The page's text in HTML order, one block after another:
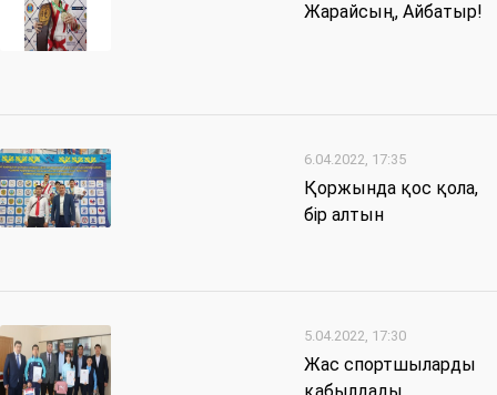
Жарайсың, Айбатыр!
6.04.2022, 17:35
Қоржында қос қола,
бір алтын
5.04.2022, 17:30
Жас спортшыларды